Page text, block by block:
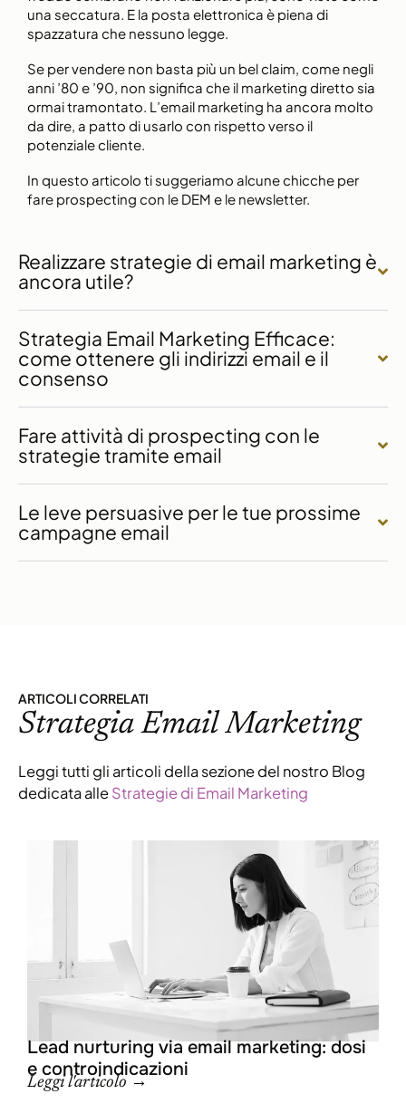
una seccatura. E la posta elettronica è piena di
spazzatura che nessuno legge.
Se per vendere non basta più un bel claim, come negli
anni ’80 e ’90, non significa che il marketing diretto sia
ormai tramontato. L’email marketing ha ancora molto
da dire, a patto di usarlo con rispetto verso il
potenziale cliente.
In questo articolo ti suggeriamo alcune chicche per
fare prospecting con le DEM e le newsletter.
Realizzare strategie di email marketing è
ancora utile?
Strategia Email Marketing Efficace:
come ottenere gli indirizzi email e il
consenso
Fare attività di prospecting con le
strategie tramite email
Le leve persuasive per le tue prossime
campagne email
ARTICOLI CORRELATI
Strategia Email Marketing
Leggi tutti gli articoli della sezione del nostro Blog
dedicata alleStrategie di Email Marketing
Lead nurturing via email marketing: dosi
e controindicazioni
Leggi l'articolo →